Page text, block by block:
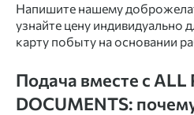
Напишите нашему
узнайте цену индивидуально
карту побыту на основании
Подача вместе с ALL
DOCUMENTS: